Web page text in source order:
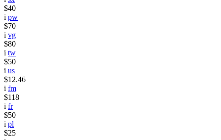
$40
i pw
$70
i vg
$80
i tw
$50
i us
$12.46
i fm
$118
i fr
$50
i pl
$25